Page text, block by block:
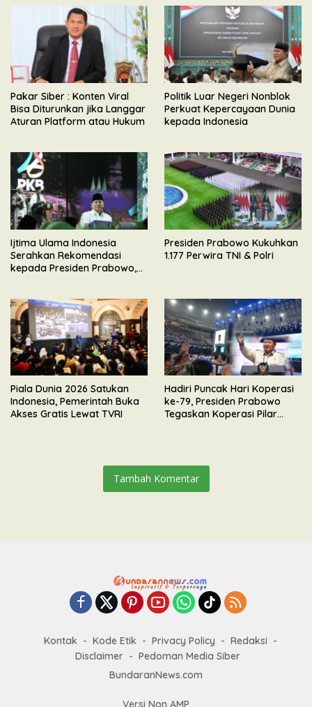
Pakar Siber : Konten Viral
Bisa Diturunkan jika Langgar
Aturan Platform atau Hukum
Politik Luar Negeri Nonblok
Perkuat Kepercayaan Dunia
kepada Indonesia
Ijtima Ulama Indonesia
Serahkan Rekomendasi
kepada Presiden Prabowo,
Nasional
Presiden Prabowo Kukuhkan
1.177 Perwira TNI & Polri
Piala Dunia 2026 Satukan
Indonesia, Pemerintah Buka
Akses Gratis Lewat TVRI
Hadiri Puncak Hari Koperasi
ke-79, Presiden Prabowo
Tegaskan Koperasi Pilar
Tambah Komentar
Kontak Kode Etik Privacy Policy
Redaksi
Disclaimer
Pedoman Media Siber
BundaranNews.com
Versi Non AMP